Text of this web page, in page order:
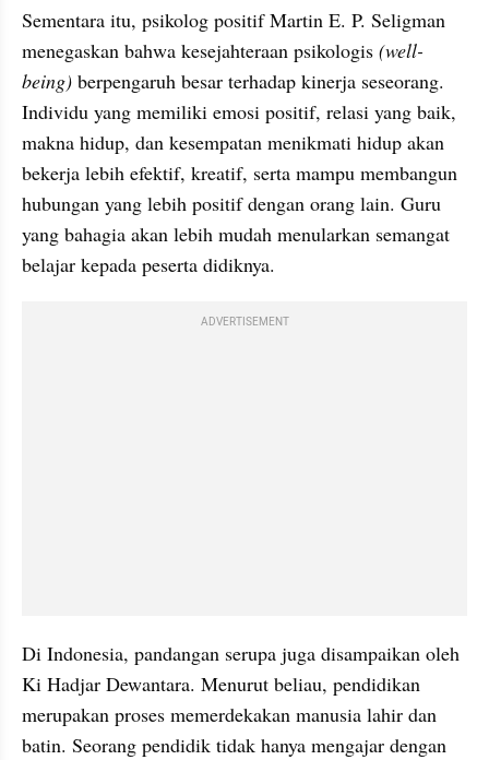
Sementara itu, psikolog positif Martin E. P. Seligman
menegaskan bahwa kesejahteraan psikologis (well-
being) berpengaruh besar terhadap kinerja seseorang.
Individu yang memiliki emosi positif, relasi yang baik,
makna hidup, dan kesempatan menikmati hidup akan
bekerja lebih efektif, kreatif, serta mampu membangun
hubungan yang lebih positif dengan orang lain. Guru
yang bahagia akan lebih mudah menularkan semangat
belajar kepada peserta didiknya.
ADVERTISEMENT
Di Indonesia, pandangan serupa juga disampaikan oleh
Ki Hadjar Dewantara. Menurut beliau, pendidikan
merupakan proses memerdekakan manusia lahir dan
batin. Seorang pendidik tidak hanya mengajar dengan